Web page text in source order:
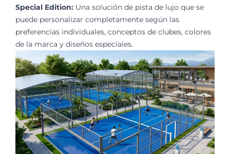
Special Edition: Una solución de pista de lujo que se
puede personalizar completamente según las
preferencias individuales, conceptos de clubes, colores
de la marca y diseños especiales.